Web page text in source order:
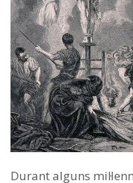
Durant alguns